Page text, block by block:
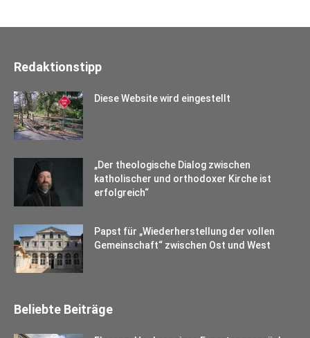
Redaktionstipp
Diese Website wird eingestellt
„Der theologische Dialog zwischen
katholischer und orthodoxer Kirche ist
erfolgreich“
Papst für „Wiederherstellung der vollen
Gemeinschaft“ zwischen Ost und West
Beliebte Beiträge